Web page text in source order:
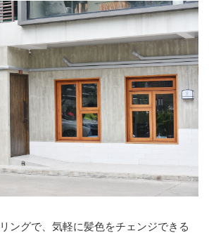
ングで、気軽に髪色をチェンジできる